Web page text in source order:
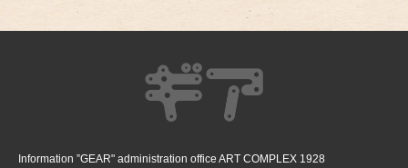
Information ”GEAR" administration office ART COMPLEX 1928